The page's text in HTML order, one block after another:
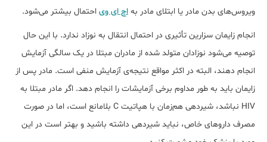
ویروس‌های بدن مادر یا ابتلای مادر به اچ ای وی احتمال بیشتر می‌شود.
انجام زایمان سزارین تأثیری در احتمال انتقال به نوزاد ندارد. با این حال
توصیه می‌شود نوزادان متولد شده از مادران مبتلا در یک سالگی آزمایش
انجام دهند، البته در اکثر مواقع نتیجه‌ی آزمایش منفی است. مادر پس از
زایمان باید به طور مداوم برخی آزمایشات را انجام دهد. اگر مادر مبتلا به
HIV نباشد، شیردهی هم‌زمان با هپاتیت C بلامانع است، اما در صورت
مصرف داروهای خاص، نباید شیردهی داشته باشید و بهتر است در این